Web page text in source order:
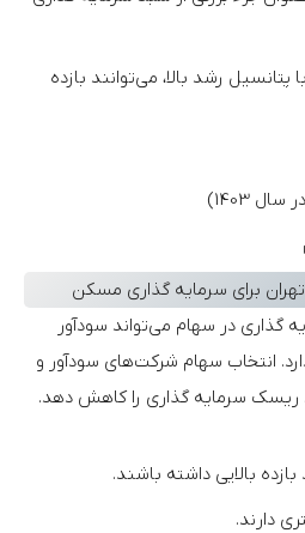
پتانسیل رشد بالا، می‌توانند بازده
برای سرمایه گذاری مسکن
گذاری در سهام می‌تواند سودآور
انتخاب سهام شرکت‌های سودآور و
ریسک سرمایه گذاری را کاهش دهد.
بالایی داشته باشند.
دارند.